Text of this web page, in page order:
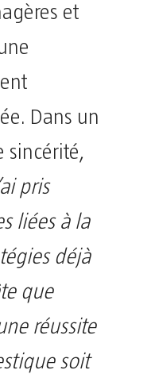
et
Dans un
sincérité,
pris
liées à la
déjà
que
réussite
soit